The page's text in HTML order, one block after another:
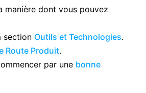
manière dont vous pouvez
section Outils et Technologies.
Route Produit.
par une bonne